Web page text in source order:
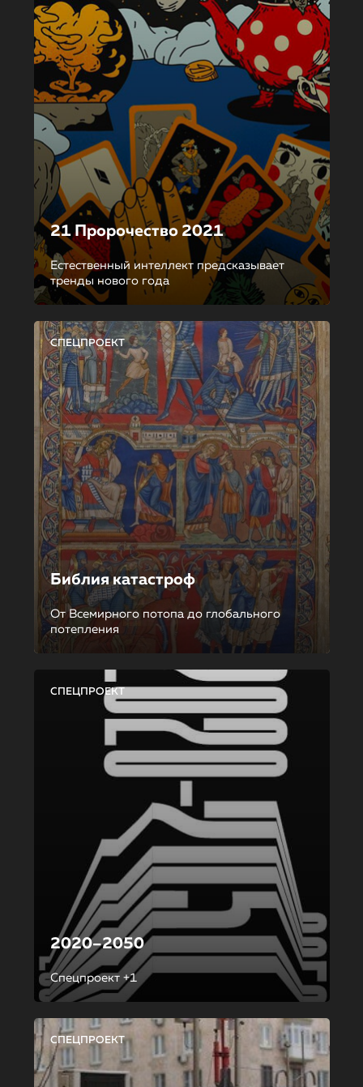
21 Пророчество 2021
Естественный интеллект предсказывает
тренды нового года
СПЕЦПРОЕКТ
Библия катастроф
От Всемирного потопа до глобального
потепления
СПЕЦПРОЕКТ
2020–2050
Спецпроект +1
СПЕЦПРОЕКТ